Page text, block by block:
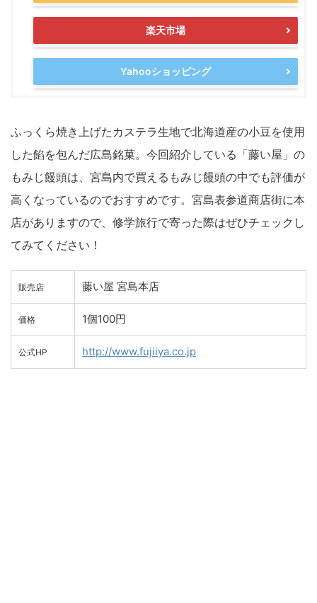
楽天市場
Yahooショッピング
ふっくら焼き上げたカステラ生地で北海道産の小豆を使用
した餡を包んだ広島銘菓。今回紹介している「藤い屋」の
もみじ饅頭は、宮島内で買えるもみじ饅頭の中でも評価が
高くなっているのでおすすめです。宮島表参道商店街に本
店がありますので、修学旅行で寄った際はぜひチェックし
てみてください！
販売店 藤い屋 宮島本店
価格 1個100円
公式HP http://www.fujiiya.co.jp